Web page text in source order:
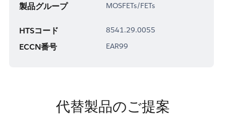
製品グループ MOSFETs/FETs
HTSコード 8541.29.0055
ECCN番号 EAR99
代替製品のご提案